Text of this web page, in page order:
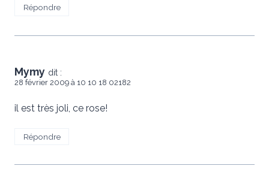
Répondre
Mymy dit :
28 février 2009 à 10 10 18 02182
il est très joli, ce rose!
Répondre